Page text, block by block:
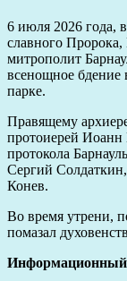
6 июля 2026 года,
славного
митрополит
всенощное
парке.
Правящему
протоиерей Иоанн
протокола
Сергий
Конев.
Во время утрени,
помазал
Информационный